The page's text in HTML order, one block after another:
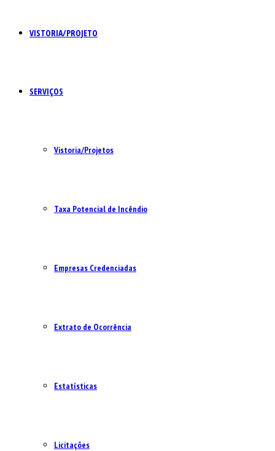
VISTORIA/PROJETO
SERVIÇOS
Vistoria/Projetos
Taxa Potencial de Incêndio
Empresas Credenciadas
Extrato de Ocorrência
Estatísticas
Licitações